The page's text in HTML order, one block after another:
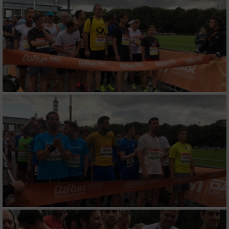
Verwendung von Profilen zur Auswahl
personalisierter Inhalte
Messung der Werbeleistung
Messung der Performance von Inhalten
Analyse von Zielgruppen durch Statistiken
oder Kombinationen von Daten aus
verschiedenen Quellen
Entwicklung und Verbesserung der Angebote
Verwendung reduzierter Daten zur Auswahl
von Inhalten
IAB-Besonderheiten:
Verwendung genauer Standortdaten